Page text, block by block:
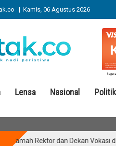
| Kamis, 06 Agustus 2026
Lensa Nasional Politik
Rektor dan Dekan Vokasi di